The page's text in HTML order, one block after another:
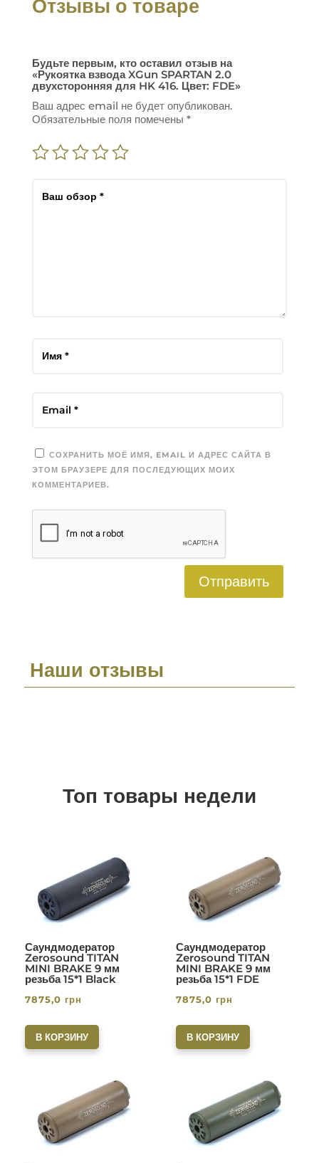
Отзывы о товаре
Будьте первым, кто оставил отзыв на
«Рукоятка взвода XGun SPARTAN 2.0
двухсторонняя для HK 416. Цвет: FDE»
Ваш адрес email не будет опубликован.
Обязательные поля помечены *
СОХРАНИТЬ МОЁ ИМЯ, EMAIL И АДРЕС САЙТА В
ЭТОМ БРАУЗЕРЕ ДЛЯ ПОСЛЕДУЮЩИХ МОИХ
КОММЕНТАРИЕВ.
Отправить
Наши отзывы
Топ товары недели
Саундмодератор
Zerosound TITAN
MINI BRAKE 9 мм
резьба 15*1 Black
7875,0 грн
В КОРЗИНУ
Саундмодератор
Zerosound TITAN
MINI BRAKE 9 мм
резьба 15*1 FDE
7875,0 грн
В КОРЗИНУ